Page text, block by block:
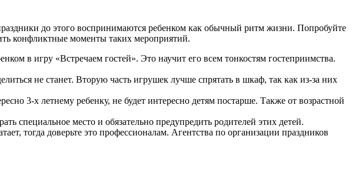
до этого воспринимаются ребенком как обычный ритм жизни. Попробуйте
конфликтные моменты таких мероприятий.
в игру «Встречаем гостей». Это научит его всем тонкостям гостеприимства.
не станет. Вторую часть игрушек лучше спрятать в шкаф, так как из-за них
3-х летнему ребенку, не будет интересно детям постарше. Также от возрастной
специальное место и обязательно предупредить родителей этих детей.
тогда доверьте это профессионалам. Агентства по организации праздников